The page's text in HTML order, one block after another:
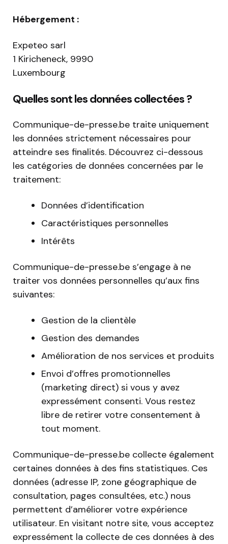
Hébergement :
Expeteo sarl
1 Kiricheneck, 9990
Luxembourg
Quelles sont les données collectées ?
Communique-de-presse.be traite uniquement
les données strictement nécessaires pour
atteindre ses finalités. Découvrez ci-dessous
les catégories de données concernées par le
traitement:
Données d’identification
Caractéristiques personnelles
Intérêts
Communique-de-presse.be s’engage à ne
traiter vos données personnelles qu’aux fins
suivantes:
Gestion de la clientèle
Gestion des demandes
Amélioration de nos services et produits
Envoi d’offres promotionnelles
(marketing direct) si vous y avez
expressément consenti. Vous restez
libre de retirer votre consentement à
tout moment.
Communique-de-presse.be collecte également
certaines données à des fins statistiques. Ces
données (adresse IP, zone géographique de
consultation, pages consultées, etc.) nous
permettent d’améliorer votre expérience
utilisateur. En visitant notre site, vous acceptez
expressément la collecte de ces données à des